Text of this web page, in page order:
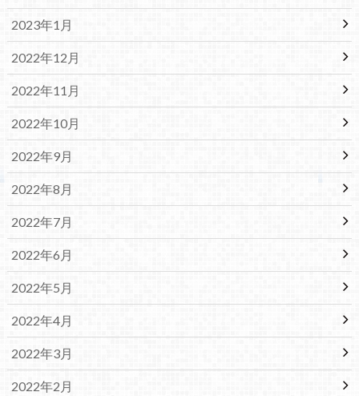
2023年1月
2022年12月
2022年11月
2022年10月
2022年9月
2022年8月
2022年7月
2022年6月
2022年5月
2022年4月
2022年3月
2022年2月